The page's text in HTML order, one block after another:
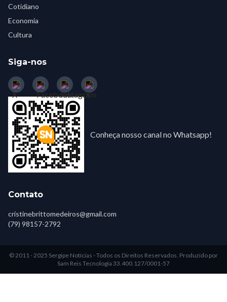
Cotidiano
Economia
Cultura
Siga-nos
Conheça nosso canal no Whatsapp!
Contato
cristinebrittomedeiros@gmail.com
(79) 98157-2792
© 2011 - 2025 Sergipe Notícias - Todos os Direitos Reservados. Produzido por
Sam Reis Tecnologia 33.400.127/0001-57